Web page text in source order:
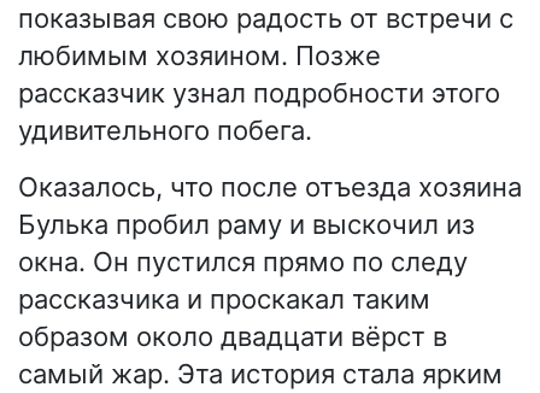
показывая свою радость от встречи с
любимым хозяином. Позже
рассказчик узнал подробности этого
удивительного побега.
Оказалось, что после отъезда хозяина
Булька пробил раму и выскочил из
окна. Он пустился прямо по следу
рассказчика и проскакал таким
образом около двадцати вёрст в
самый жар. Эта история стала ярким